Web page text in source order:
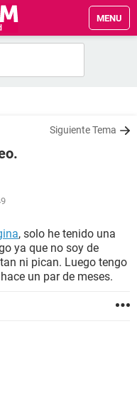
MENU
Siguiente Tema
, solo he tenido una
ya que no soy de
ni pican. Luego tengo
un par de meses.